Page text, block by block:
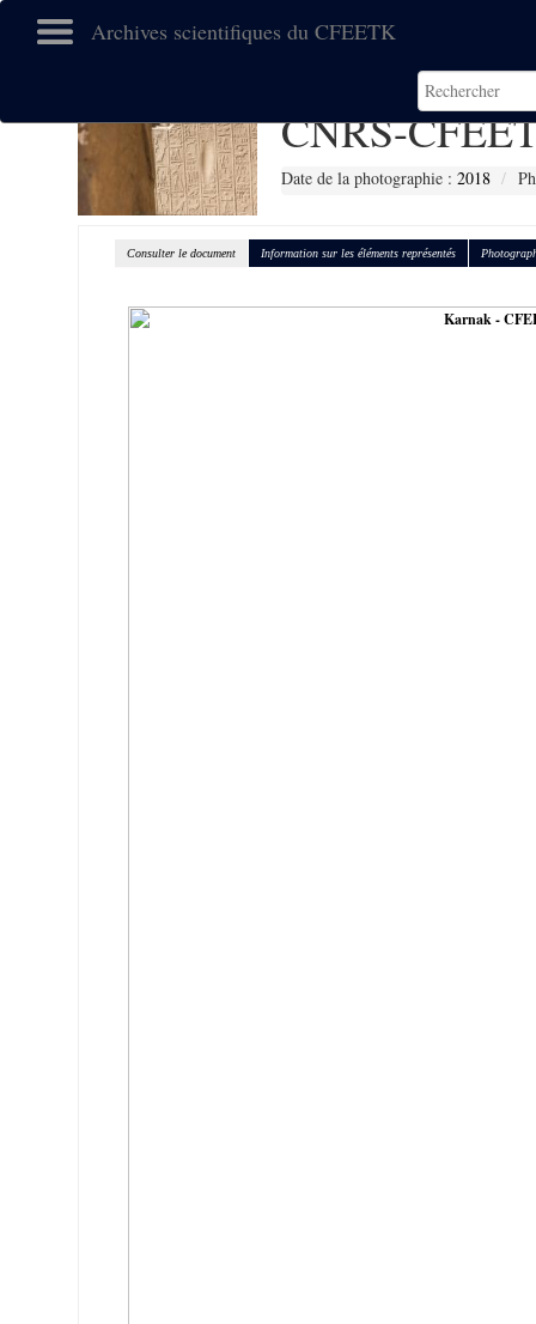
Archives scientifiques du CFEETK
CNRS-
Date de la photographie :2018
Consulter le document Information sur les éléments représentés